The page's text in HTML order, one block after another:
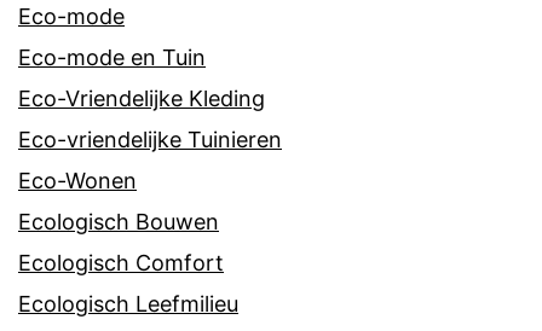
Eco-mode
Eco-mode en Tuin
Eco-Vriendelijke Kleding
Eco-vriendelijke Tuinieren
Eco-Wonen
Ecologisch Bouwen
Ecologisch Comfort
Ecologisch Leefmilieu